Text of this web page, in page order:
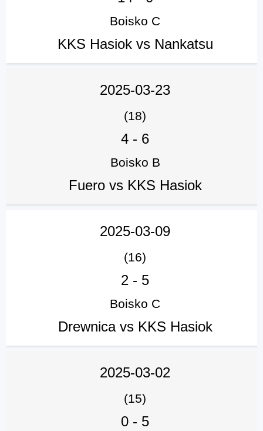
Boisko C
KKS Hasiok vs Nankatsu
2025-03-23
(18)
4 - 6
Boisko B
Fuero vs KKS Hasiok
2025-03-09
(16)
2 - 5
Boisko C
Drewnica vs KKS Hasiok
2025-03-02
(15)
0 - 5